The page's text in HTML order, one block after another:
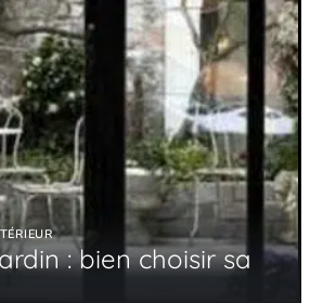
: bien choisir sa